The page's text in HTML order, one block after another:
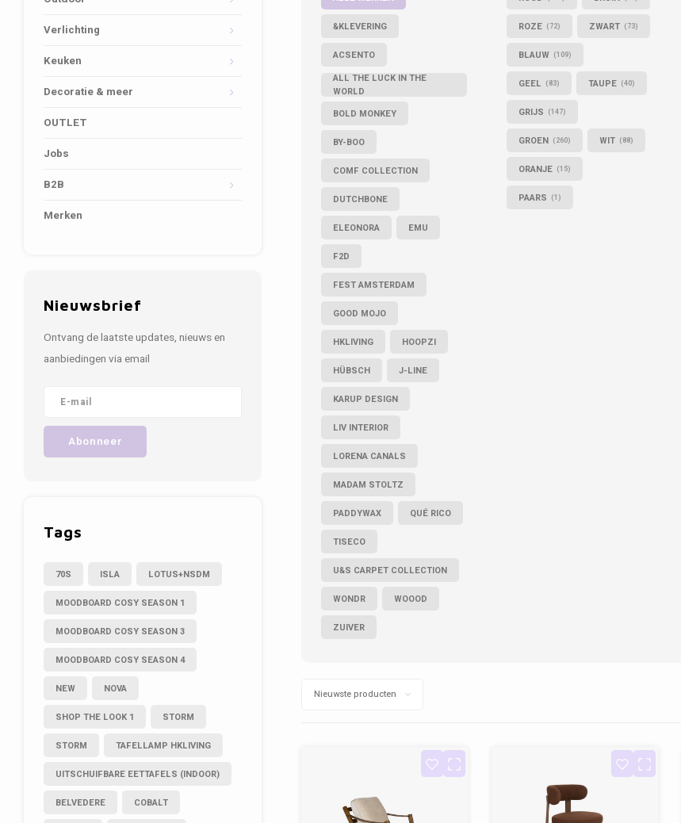
Verlichting
Keuken
Decoratie & meer
OUTLET
Jobs
B2B
Merken
Nieuwsbrief
Ontvang de laatste updates, nieuws en
aanbiedingen via email
Abonneer
Tags
70S ISLA LOTUS+NSDM
MOODBOARD COSY SEASON 1
MOODBOARD COSY SEASON 3
MOODBOARD COSY SEASON 4
NEW NOVA
SHOP THE LOOK 1 STORM
STORM TAFELLAMP HKLIVING
UITSCHUIFBARE EETTAFELS (INDOOR)
BELVEDERE COBALT
&KLEVERING
ACSENTO
ALL THE LUCK IN THE
WORLD
BOLD MONKEY
BY-BOO
COMF COLLECTION
DUTCHBONE
ELEONORA EMU
F2D
FEST AMSTERDAM
GOOD MOJO
HKLIVING HOOPZI
HÜBSCH J-LINE
KARUP DESIGN
LIV INTERIOR
LORENA CANALS
MADAM STOLTZ
PADDYWAX QUÉ RICO
TISECO
U&S CARPET COLLECTION
WONDR WOOOD
ZUIVER
ROZE (72) ZWART (73)
BLAUW (109)
GEEL (83) TAUPE (40)
GRIJS (147)
GROEN (260) WIT (88)
ORANJE (15)
PAARS (1)
Nieuwste producten